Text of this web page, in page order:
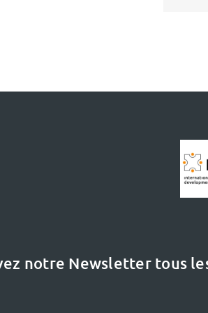
notre Newsletter tous